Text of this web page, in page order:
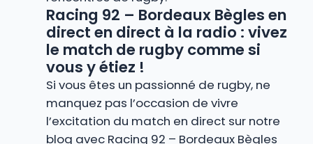
Racing 92 – Bordeaux Bègles en
direct en direct à la radio : vivez
le match de rugby comme si
vous y étiez !
Si vous êtes un passionné de rugby, ne
manquez pas l’occasion de vivre
l’excitation du match en direct sur notre
blog avec Racing 92 – Bordeaux Bègles